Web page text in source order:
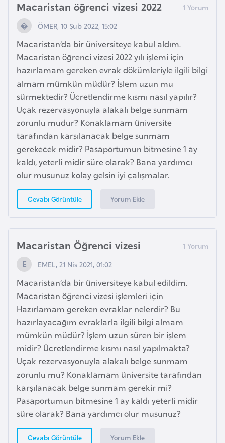
Macaristan öğrenci vizesi 2022
ÖMER, 10 Şub 2022, 15:02
Macaristan’da bir üniversiteye kabul aldım.
Macaristan öğrenci vizesi 2022 yılı işlemi için
hazırlamam gereken evrak dökümleriyle ilgili bilgi
almam mümkün müdür? İşlem uzun mu
sürmektedir? Ücretlendirme kısmı nasıl yapılır?
Uçak rezervasyonuyla alakalı belge sunmam
zorunlu mudur? Konaklamam üniversite
tarafından karşılanacak belge sunmam
gerekecek midir? Pasaportumun bitmesine 1 ay
kaldı, yeterli midir süre olarak? Bana yardımcı
olur musunuz kolay gelsin iyi çalışmalar.
Cevabı Görüntüle Yorum Ekle
Macaristan Öğrenci vizesi
EMEL, 21 Nis 2021, 01:02
Macaristan’da bir üniversiteye kabul edildim.
Macaristan öğrenci vizesi işlemleri için
Hazırlamam gereken evraklar nelerdir? Bu
hazırlayacağım evraklarla ilgili bilgi almam
mümkün müdür? İşlem uzun süren bir işlem
midir? Ücretlendirme kısmı nasıl yapılmakta?
Uçak rezervasyonuyla alakalı belge sunmam
zorunlu mu? Konaklamam üniversite tarafından
karşılanacak belge sunmam gerekir mi?
Pasaportumun bitmesine 1 ay kaldı yeterli midir
süre olarak? Bana yardımcı olur musunuz?
Cevabı Görüntüle Yorum Ekle
e
n
s
t
a
n
E
s
t
o
n
E
t
y
o
p
y
a
F
i
l
d
i
ş
i